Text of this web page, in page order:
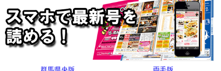
群馬県央版 両毛版